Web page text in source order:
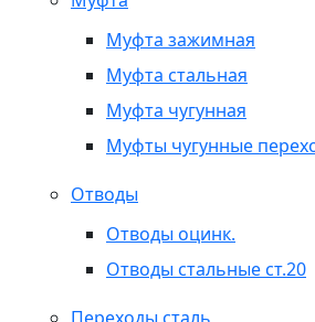
Муфта зажимная
Муфта стальная
Муфта чугунная
Муфты чугунные
Отводы
Отводы оцинк.
Отводы стальные ст.20